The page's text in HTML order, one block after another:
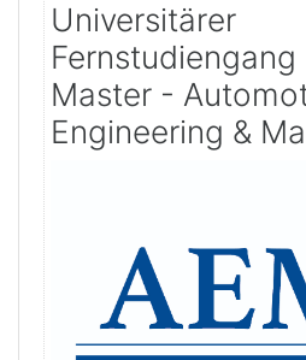
Universitärer
Fernstudiengang
Master -
Engineering &